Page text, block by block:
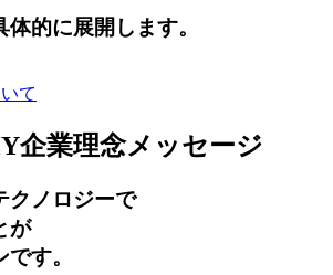
的に展開します。
て
企業理念メッセージ
クノロジーで
が
す。